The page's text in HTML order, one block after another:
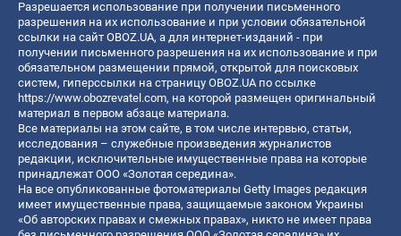
Разрешается использование при получении письменного
разрешения на их использование и при условии обязательной
ссылки на сайт OBOZ.UA, а для интернет-изданий - при
получении письменного разрешения на их использование и при
обязательном размещении прямой, открытой для поисковых
систем, гиперссылки на страницу OBOZ.UA по ссылке
https://www.obozrevatel.com, на которой размещен оригинальный
материал в первом абзаце материала.
Все материалы на этом сайте, в том числе интервью, статьи,
исследования – служебные произведения журналистов
редакции, исключительные имущественные права на которые
принадлежат ООО «Золотая середина».
На все опубликованные фотоматериалы Getty Images редакция
имеет имущественные права, защищаемые законом Украины
«Об авторских правах и смежных правах», никто не имеет права